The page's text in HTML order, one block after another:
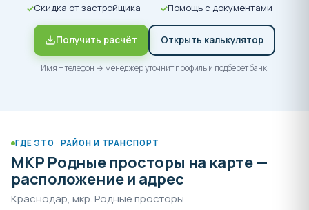
Скидка от застройщика
Помощь с документами
Получить расчёт Открыть калькулятор
Имя + телефон → менеджер уточнит профиль и подберёт банк.
ГДЕ ЭТО · РАЙОН И ТРАНСПОРТ
МКР Родные просторы на карте —
расположение и адрес
Краснодар, мкр. Родные просторы